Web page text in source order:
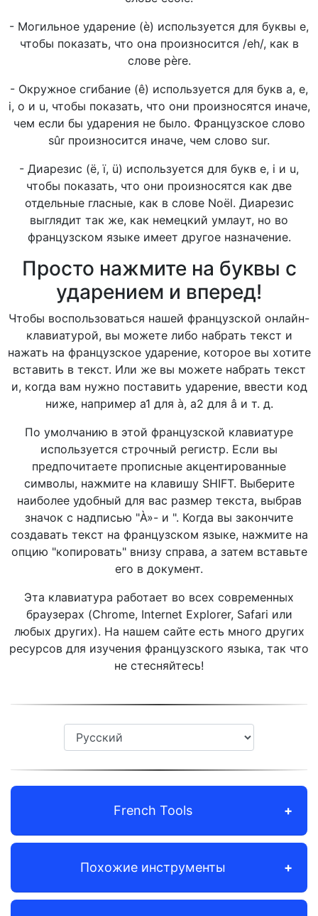
- Могильное ударение (è) используется для буквы e,
чтобы показать, что она произносится /eh/, как в
слове père.
- Окружное сгибание (ê) используется для букв a, e,
i, o и u, чтобы показать, что они произносятся иначе,
чем если бы ударения не было. Французское слово
sûr произносится иначе, чем слово sur.
- Диарезис (ë, ï, ü) используется для букв e, i и u,
чтобы показать, что они произносятся как две
отдельные гласные, как в слове Noël. Диарезис
выглядит так же, как немецкий умлаут, но во
французском языке имеет другое назначение.
Просто нажмите на буквы с
ударением и вперед!
Чтобы воспользоваться нашей французской онлайн-
клавиатурой, вы можете либо набрать текст и
нажать на французское ударение, которое вы хотите
вставить в текст. Или же вы можете набрать текст
и, когда вам нужно поставить ударение, ввести код
ниже, например a1 для à, a2 для â и т. д.
По умолчанию в этой французской клавиатуре
используется строчный регистр. Если вы
предпочитаете прописные акцентированные
символы, нажмите на клавишу SHIFT. Выберите
наиболее удобный для вас размер текста, выбрав
значок с надписью "À»- и ". Когда вы закончите
создавать текст на французском языке, нажмите на
опцию "копировать" внизу справа, а затем вставьте
его в документ.
Эта клавиатура работает во всех современных
браузерах (Chrome, Internet Explorer, Safari или
любых других). На нашем сайте есть много других
ресурсов для изучения французского языка, так что
не стесняйтесь!
French Tools
Похожие инструменты